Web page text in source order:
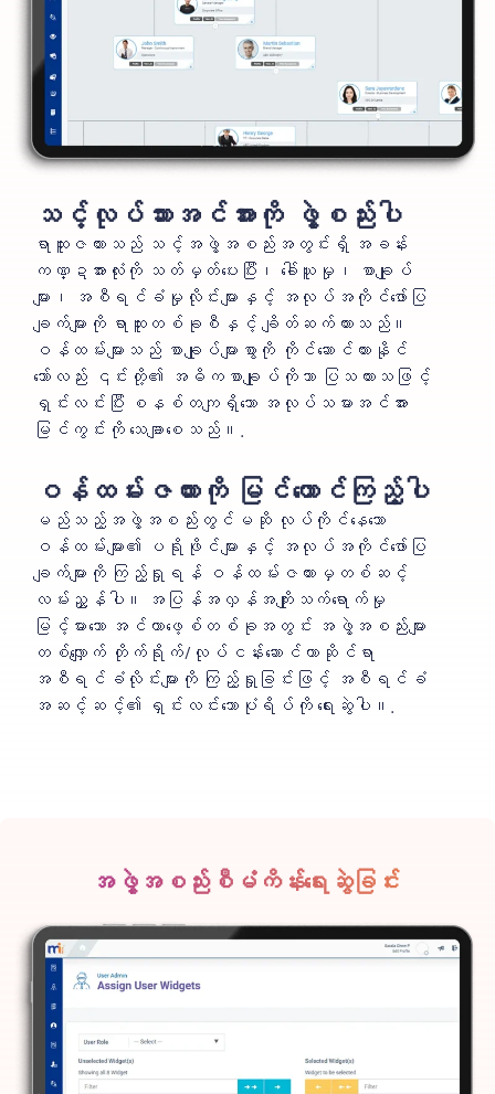
သင့်လုပ်သားအင်အားကို ဖွဲ့စည်းပါ
ရာထူးဇယားသည် သင့်အဖွဲ့အစည်းအတွင်းရှိ အခန်း
ကဏ္ဍအားလုံးကို သတ်မှတ်ပေးပြီး၊ ခေါ်ယူမှု၊ စာချုပ်
များ၊ အစီရင်ခံမှုလိုင်းများနှင့် အလုပ်အကိုင်ဖော်ပြ
ချက်များကို ရာထူးတစ်ခုစီနှင့် ချိတ်ဆက်ထားသည်။
ဝန်ထမ်းများသည် စာချုပ်များစွာကို ကိုင်ဆောင်ထားနိုင်
သော်လည်း ၎င်းတို့၏ အဓိကစာချုပ်ကိုသာ ပြသထားသဖြင့်
ရှင်းလင်းပြီး စနစ်တကျရှိသော အလုပ်သမားအင်အား
မြင်ကွင်းကို သေချာစေသည်။.
ဝန်ထမ်းဇယားကို မြင်ယောင်ကြည့်ပါ
မည်သည့်အဖွဲ့အစည်းတွင်မဆို လုပ်ကိုင်နေသော
ဝန်ထမ်းများ၏ ပရိုဖိုင်များနှင့် အလုပ်အကိုင်ဖော်ပြ
ချက်များကို ကြည့်ရှုရန် ဝန်ထမ်းဇယားမှတစ်ဆင့်
လမ်းညွှန်ပါ။ အပြန်အလှန်အကျိုးသက်ရောက်မှု
မြင့်မားသော အင်တာဖေ့စ်တစ်ခုအတွင်း အဖွဲ့အစည်းများ
တစ်လျှောက် တိုက်ရိုက်/လုပ်ငန်းဆောင်တာဆိုင်ရာ
အစီရင်ခံလိုင်းများကို ကြည့်ရှုခြင်းဖြင့် အစီရင်ခံ
အဆင့်ဆင့်၏ ရှင်းလင်းသောပုံရိပ်ကို ရေးဆွဲပါ။.
အဖွဲ့အစည်းစီမံကိန်းရေးဆွဲခြင်း